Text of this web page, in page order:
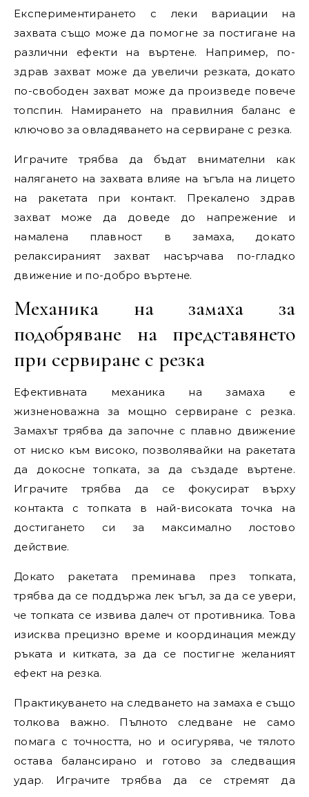
Експериментирането с леки вариации на
захвата също може да помогне за постигане на
различни ефекти на въртене. Например, по-
здрав захват може да увеличи резката, докато
по-свободен захват може да произведе повече
топспин. Намирането на правилния баланс е
ключово за овладяването на сервиране с резка.
Играчите трябва да бъдат внимателни как
налягането на захвата влияе на ъгъла на лицето
на ракетата при контакт. Прекалено здрав
захват може да доведе до напрежение и
намалена плавност в замаха, докато
релаксираният захват насърчава по-гладко
движение и по-добро въртене.
Механика на замаха за
подобряване на представянето
при сервиране с резка
Ефективната механика на замаха е
жизненоважна за мощно сервиране с резка.
Замахът трябва да започне с плавно движение
от ниско към високо, позволявайки на ракетата
да докосне топката, за да създаде въртене.
Играчите трябва да се фокусират върху
контакта с топката в най-високата точка на
достигането си за максимално лостово
действие.
Докато ракетата преминава през топката,
трябва да се поддържа лек ъгъл, за да се увери,
че топката се извива далеч от противника. Това
изисква прецизно време и координация между
ръката и китката, за да се постигне желаният
ефект на резка.
Практикуването на следването на замаха е също
толкова важно. Пълното следване не само
помага с точността, но и осигурява, че тялото
остава балансирано и готово за следващия
удар. Играчите трябва да се стремят да